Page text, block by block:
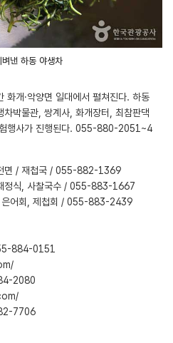
낸 하동 야생차
개·악양면 일대에서 펼쳐진다. 하동
박물관, 쌍계사, 화개장터, 최참판댁
험행사가 진행된다. 055-880-2051~4
면 / 재첩국 / 055-882-1369
정식, 사찰국수 / 055-883-1667
은어회, 제첩회 / 055-883-2439
884-0151
2080
7706